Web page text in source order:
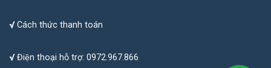
√ Cách thức thanh toán
√ Điện thoại hỗ trợ: 0972.967.866